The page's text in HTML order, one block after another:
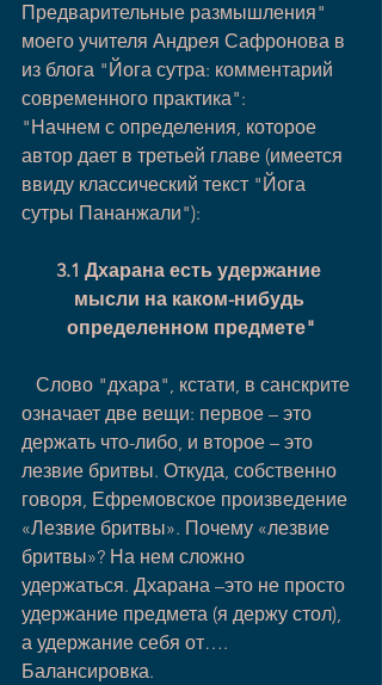
Предварительные размышления"
моего учителя Андрея Сафронова в
из блога "Йога сутра: комментарий
современного практика":
"Начнем с определения, которое
автор дает в третьей главе (имеется
ввиду классический текст "Йога
сутры Пананжали"):
3.1 Дхарана есть удержание
мысли на каком-нибудь
определенном предмете"
означает две вещи: первое – это
держать что-либо, и второе – это
лезвие бритвы. Откуда, собственно
говоря, Ефремовское произведение
«Лезвие бритвы». Почему «лезвие
бритвы»? На нем сложно
удержаться. Дхарана –это не просто
удержание предмета (я держу стол),
а удержание себя от….
Балансировка.